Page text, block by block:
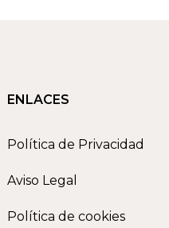
ENLACES
Política de Privacidad
Aviso Legal
Política de cookies